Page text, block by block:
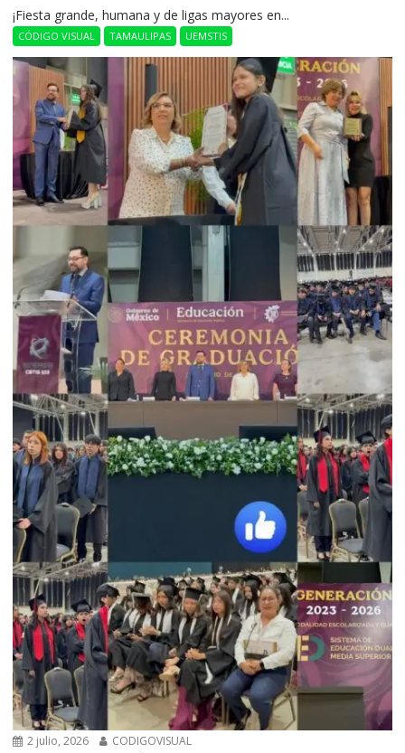
​¡Fiesta grande, humana y de ligas mayores en...
CÓDIGO VISUAL TAMAULIPAS UEMSTIS
2 julio, 2026 CODIGOVISUAL